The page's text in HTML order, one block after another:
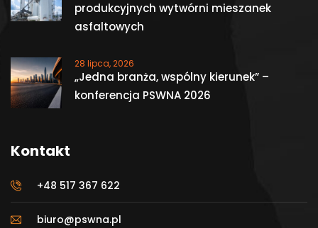
produkcyjnych wytwórni mieszanek
asfaltowych
28 lipca, 2026
„Jedna branża, wspólny kierunek” –
konferencja PSWNA 2026
Kontakt
+48 517 367 622
biuro@pswna.pl